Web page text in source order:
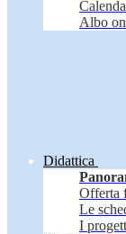
Albo
Didattica
Offerta
Le
I